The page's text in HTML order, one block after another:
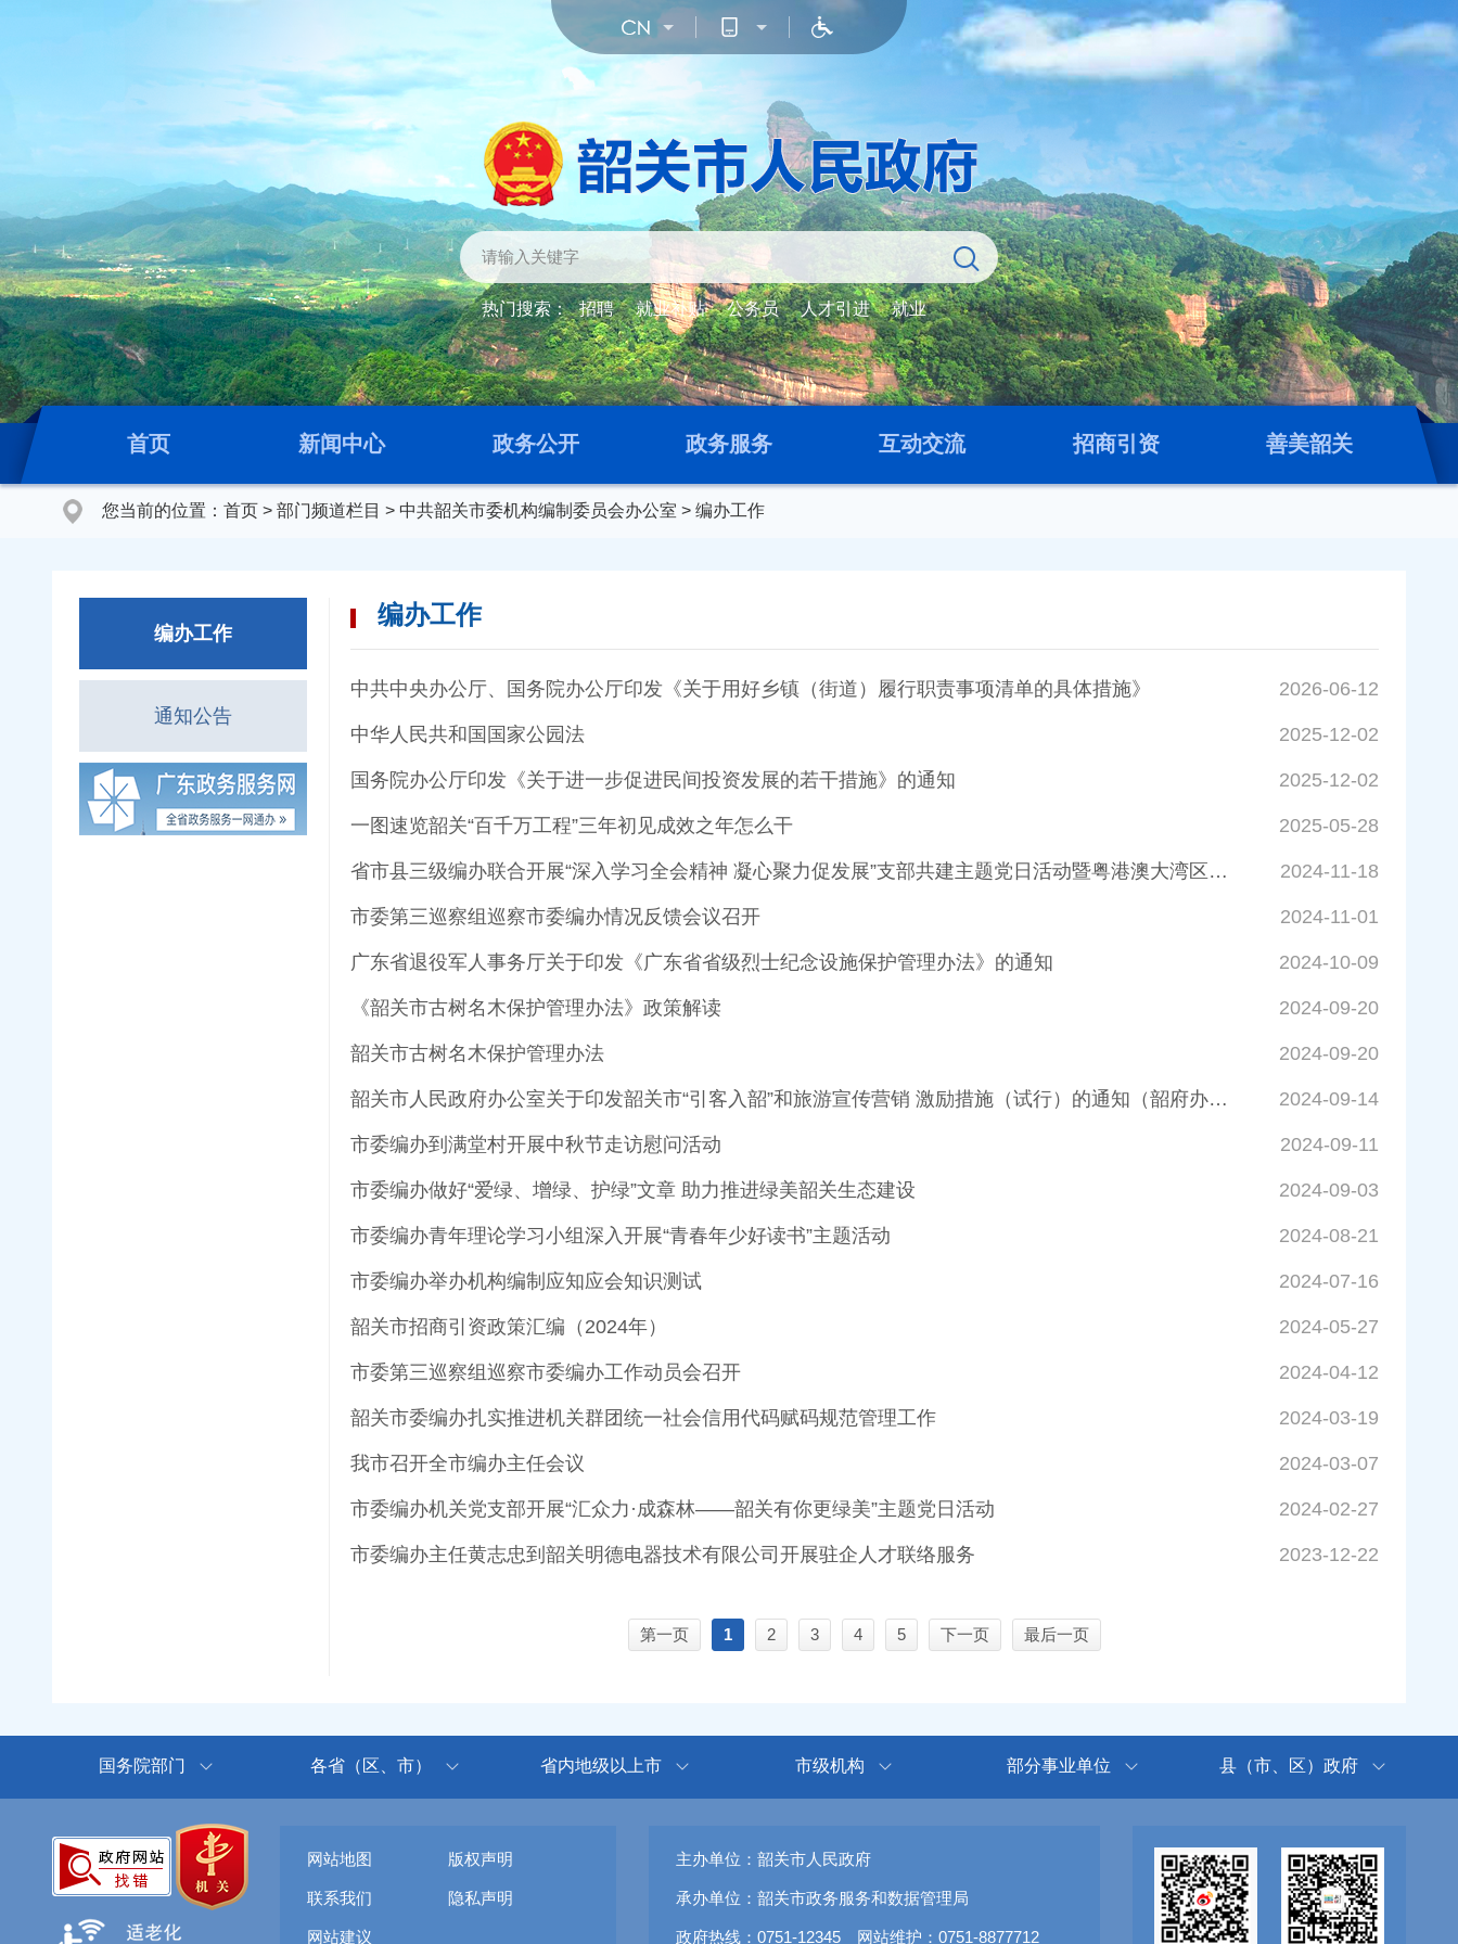
热门搜索： 招聘 就业补贴 公务员 人才引进 就业
首页 新闻中心 政务公开 政务服务 互动交流 招商引资 善美韶关
您当前的位置： 首页 > 部门频道栏目 > 中共韶关市委机构编制委员会办公室 > 编办工作
编办工作
通知公告
编办工作
中共中央办公厅、国务院办公厅印发《关于用好乡镇（街道）履行职责事项清单的具体措施》 2026-06-12
中华人民共和国国家公园法 2025-12-02
国务院办公厅印发《关于进一步促进民间投资发展的若干措施》的通知 2025-12-02
一图速览韶关“百千万工程”三年初见成效之年怎么干 2025-05-28
省市县三级编办联合开展“深入学习全会精神 凝心聚力促发展”支部共建主题党日活动暨粤港澳大湾区人才韶关行活动 2024-11-18
市委第三巡察组巡察市委编办情况反馈会议召开 2024-11-01
广东省退役军人事务厅关于印发《广东省省级烈士纪念设施保护管理办法》的通知 2024-10-09
《韶关市古树名木保护管理办法》政策解读 2024-09-20
韶关市古树名木保护管理办法 2024-09-20
韶关市人民政府办公室关于印发韶关市“引客入韶”和旅游宣传营销 激励措施（试行）的通知（韶府办发函〔2024〕81号） 2024-09-14
市委编办到满堂村开展中秋节走访慰问活动 2024-09-11
市委编办做好“爱绿、增绿、护绿”文章 助力推进绿美韶关生态建设 2024-09-03
市委编办青年理论学习小组深入开展“青春年少好读书”主题活动 2024-08-21
市委编办举办机构编制应知应会知识测试 2024-07-16
韶关市招商引资政策汇编（2024年） 2024-05-27
市委第三巡察组巡察市委编办工作动员会召开 2024-04-12
韶关市委编办扎实推进机关群团统一社会信用代码赋码规范管理工作 2024-03-19
我市召开全市编办主任会议 2024-03-07
市委编办机关党支部开展“汇众力·成森林——韶关有你更绿美”主题党日活动 2024-02-27
市委编办主任黄志忠到韶关明德电器技术有限公司开展驻企人才联络服务 2023-12-22
第一页 1 2 3 4 5 下一页 最后一页
国务院部门 各省（区、市） 省内地级以上市 市级机构 部分事业单位 县（市、区）政府
网站地图 版权声明
联系我们 隐私声明
网站建议
主办单位：韶关市人民政府
承办单位：韶关市政务服务和数据管理局
政府热线：0751-12345 网站维护：0751-8877712